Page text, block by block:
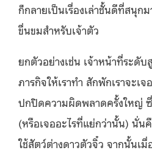
ก็กลายเป็นเรื่องเล่าชั้นดีที่สนุก
ขื่นขมสำหรับเจ้าตัว
ยกตัวอย่างเช่น เจ้าหน้าที่ระดั
ภารกิจให้เราทำ สักพักเราจะเ
ปกปิดความผิดพลาดครั้งใหญ่ ซึ่
(หรือเจออะไรที่แย่กว่านั้น) นั่น
ใช้สัตว์ต่างดาวตัวจิ๋ว จากนั้นเมื่